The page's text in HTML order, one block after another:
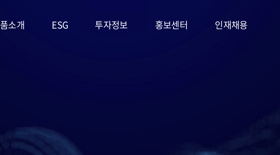
소개
(EDLC)
ESG
사회(S)
투자정보 홍보센터 인재채용